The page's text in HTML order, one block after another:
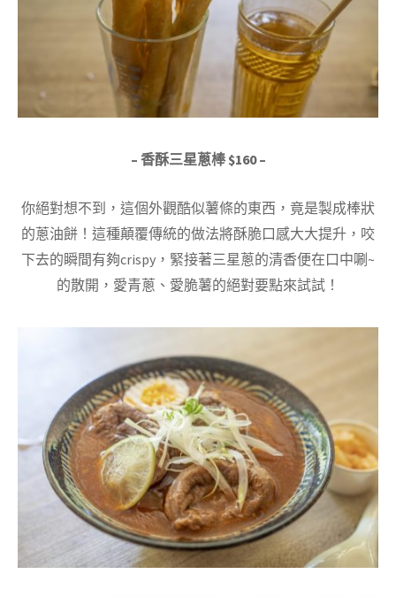
– 香酥三星蔥棒 $160 –
你絕對想不到，這個外觀酷似薯條的東西，竟是製成棒狀
的蔥油餅！這種顛覆傳統的做法將酥脆口感大大提升，咬
下去的瞬間有夠crispy，緊接著三星蔥的清香便在口中唰~
的散開，愛青蔥、愛脆薯的絕對要點來試試！